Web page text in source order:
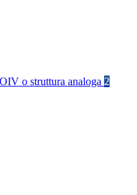
o struttura analoga 2